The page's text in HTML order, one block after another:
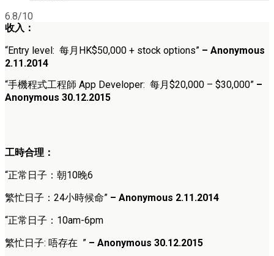
6.8/10
收入：
“Entry level: 每月HK$50,000 + stock options” – Anonymous
2.11.2014
“手機程式工程師 App Developer: 每月$20,000 – $30,000” –
Anonymous 30.12.2015
工時合理：
“正常日子：朝10晚6
繁忙日子：24小時候命” – Anonymous 2.11.2014
“正常日子： 10am-6pm
繁忙日子: 唔存在 ” – Anonymous 30.12.2015